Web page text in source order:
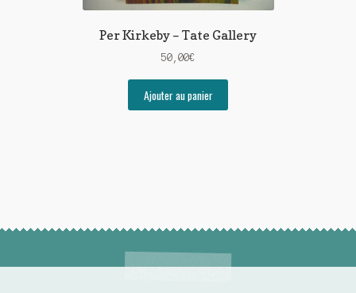
Per Kirkeby – Tate Gallery
50,00€
Ajouter au panier